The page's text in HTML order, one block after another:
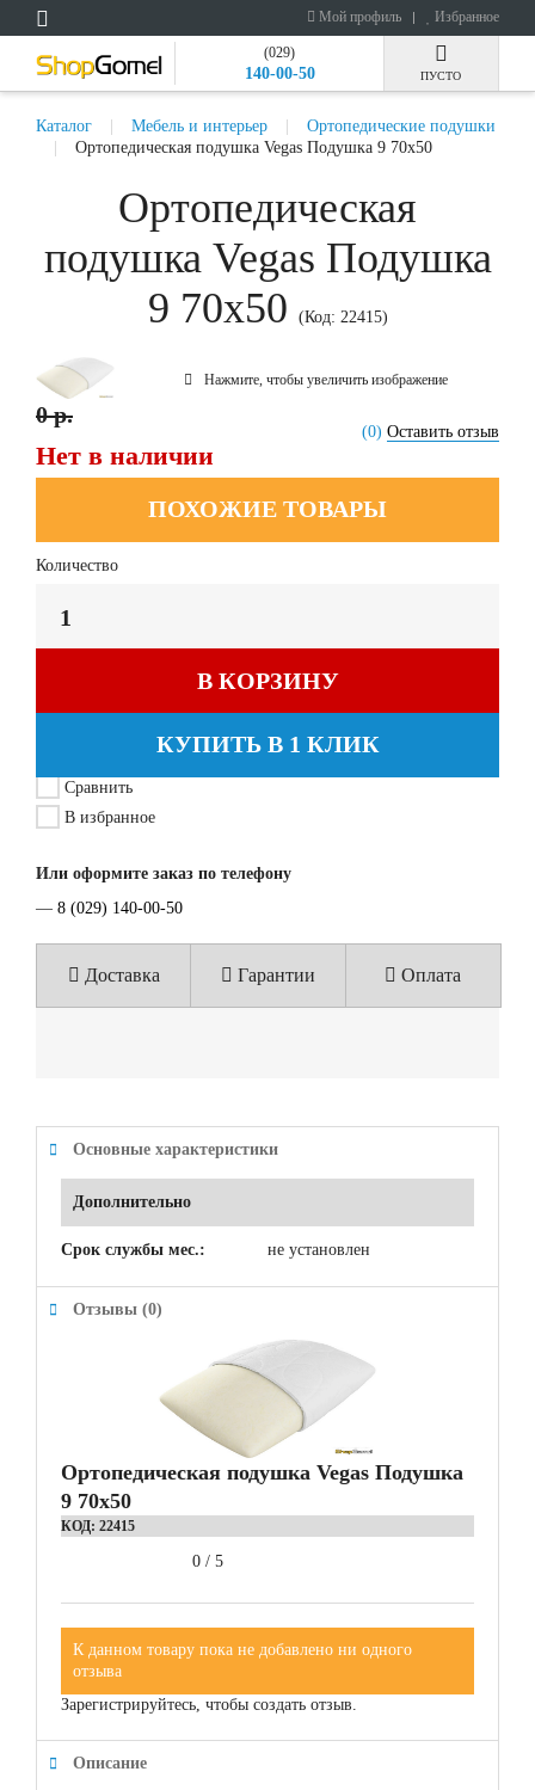
Мой профиль Избранное
(029)
140-00-50 ПУСТО
Каталог Мебель и интерьер
Ортопедические подушки
Ортопедическая подушка Vegas Подушка 9 70x50
Ортопедическая
подушка Vegas Подушка
9 70x50
(Код: 22415)
Нажмите, чтобы увеличить изображение
(0) Оставить отзыв
0 р.
Нет в наличии
ПОХОЖИЕ ТОВАРЫ
Количество
В КОРЗИНУ
КУПИТЬ В 1 КЛИК
Сравнить
В избранное
Или оформите заказ по телефону
— 8 (029) 140-00-50
Доставка Гарантии Оплата
Основные характеристики
Дополнительно
Срок службы мес.: не установлен
Отзывы (0)
Ортопедическая подушка Vegas Подушка
9 70x50
КОД: 22415
0 / 5
К данном товару пока не добавлено ни одного
отзыва
Зарегистрируйтесь, чтобы создать отзыв.
Описание